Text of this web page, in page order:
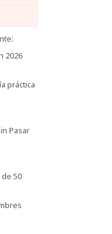
2026
práctica
Pasar
50